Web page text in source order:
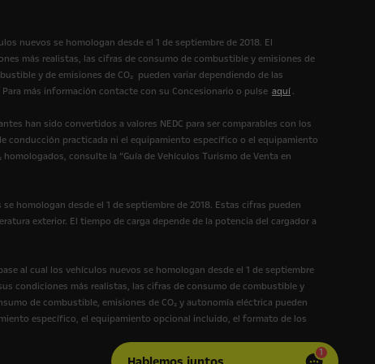
nuevos se homologan desde el 1 de septiembre de 2018. El
más realistas, las cifras de consumo de combustible y emisiones de
y de emisiones de CO₂ pueden variar dependiendo de las
más información contacte con su Concesionario o pulse aquí .
han sido convertidos a valores NEDC para ser comparables con los
conducción practicada ni el equipamiento específico o el equipamiento
consulte la “Guía de Vehículos Turismo de Venta en
homologan desde el 1 de septiembre de 2018. Estas cifras pueden
exterior. El tiempo de carga depende de la potencia del cargador a
al cual los vehículos nuevos se homologan desde el 1 de septiembre
condiciones más realistas, las cifras de consumo de combustible y
de combustible, emisiones de CO₂ y autonomía eléctrica pueden
específico, el equipamiento opcional incluido, el formato de los
1